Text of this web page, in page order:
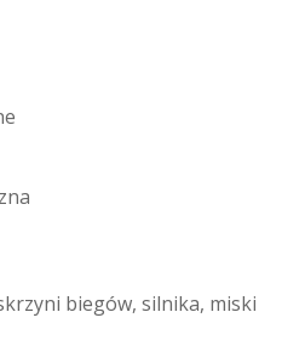
biegów, silnika, miski